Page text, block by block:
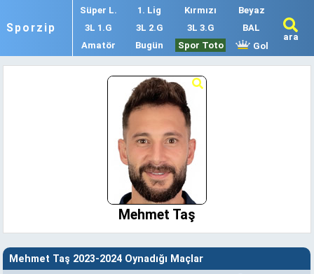
Sporzip
Süper L. 1. Lig Kırmızı
Beyaz
3L 1.G
3L 2.G 3L 3.G
BAL
Amatör
Bugün Spor Toto Gol
ara
Mehmet Taş
Mehmet Taş 2023-2024 Oynadığı Maçlar